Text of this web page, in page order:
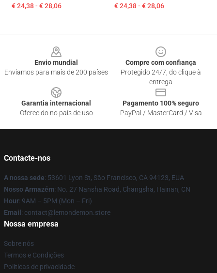
€ 24,38 - € 28,06 € 24,38 - € 28,06
Envio mundial
Enviamos para mais de 200 países
Compre com confiança
Protegido 24/7, do clique à
entrega
Garantia internacional
Oferecido no país de uso
Pagamento 100% seguro
PayPal / MasterCard / Visa
Contacte-nos
A nossa sede: 53601 Lyon St, São Francisco, CA 94123, EUA
Nosso Armazém: No. 27 Nansha Road, Changsha, Hainan, CN
Hour: 9AM – 5PM (Mon – Fri)
Email : contact@lemondemon.store
Nossa empresa
Sobre nós
Termos e Condições
Políticas de privacidade